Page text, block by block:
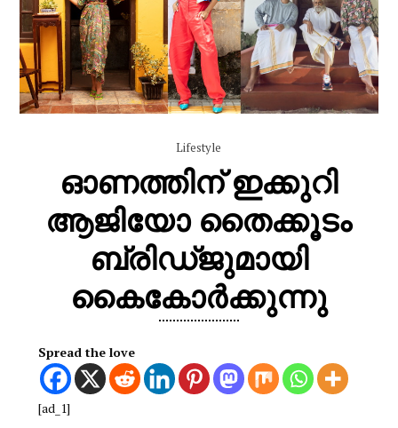
Lifestyle
ഓണത്തിന് ഇക്കുറി
ആജിയോ തൈക്കൂടം
ബ്രിഡ്ജുമായി
കൈകോർക്കുന്നു
Spread the love
[ad_1]